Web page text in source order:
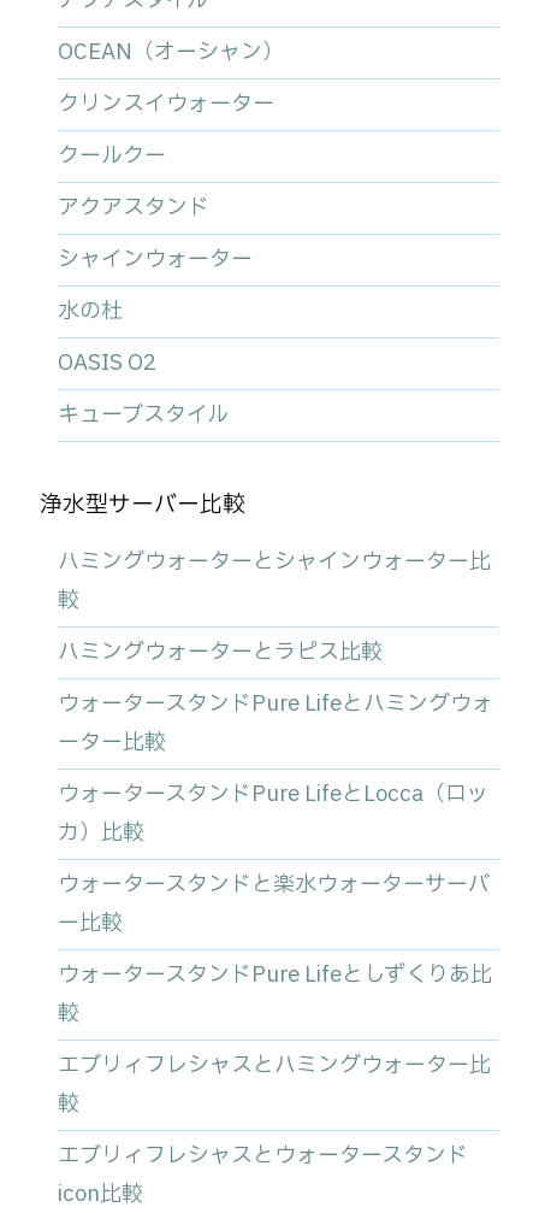
OCEAN（オーシャン）
クリンスイウォーター
クールクー
アクアスタンド
シャインウォーター
水の杜
OASIS O2
キューブスタイル
浄水型サーバー比較
ハミングウォーターとシャインウォーター比
較
ハミングウォーターとラピス比較
ウォータースタンドPure Lifeとハミングウォ
ーター比較
ウォータースタンドPure LifeとLocca（ロッ
カ）比較
ウォータースタンドと楽水ウォーターサーバ
ー比較
ウォータースタンドPure Lifeとしずくりあ比
較
エブリィフレシャスとハミングウォーター比
較
エブリィフレシャスとウォータースタンド
icon比較